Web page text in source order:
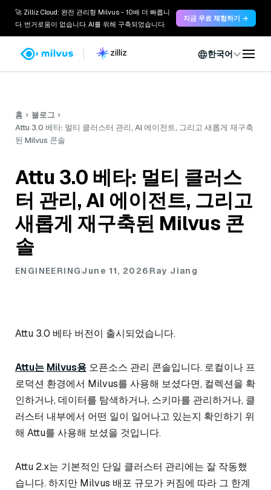
🚀 Zilliz Cloud: 완전 관리형 Milvus - 10배 더 빠릅니
다. 번거로움이 없습니다. AI를 위해 구축되었습니다.
지금 무료 체험하기 →
한국어
홈
블로그
Attu 3.0 베타: 멀티 클러스터 관리, AI 에이전트, 그리고 새롭게 재구축
된 Milvus 콘솔
Attu 3.0 베타: 멀티 클러스
터 관리, AI 에이전트, 그리고
새롭게 재구축된 Milvus 콘
솔
ENGINEERINGJune 11, 2026Ray Jiang
Attu 3.0 베타 버전이 출시되었습니다.
Attu는 Milvus용 오픈소스 관리 콘솔입니다. 로컬이나 프
로덕션 환경에서 Milvus를 사용해 보셨다면, 컬렉션을 확
인하거나, 데이터를 탐색하거나, 스키마를 관리하거나, 클
러스터 내부에서 어떤 일이 일어나고 있는지 확인하기 위
해 Attu를 사용해 보셨을 것입니다.
Attu 2.x는 기본적인 단일 클러스터 관리에는 잘 작동했
습니다. 하지만 Milvus 배포 규모가 커짐에 따라 그 한계